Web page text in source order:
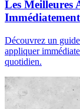
Les Meilleures
Immédiatement
Découvrez un
appliquer
quotidien.